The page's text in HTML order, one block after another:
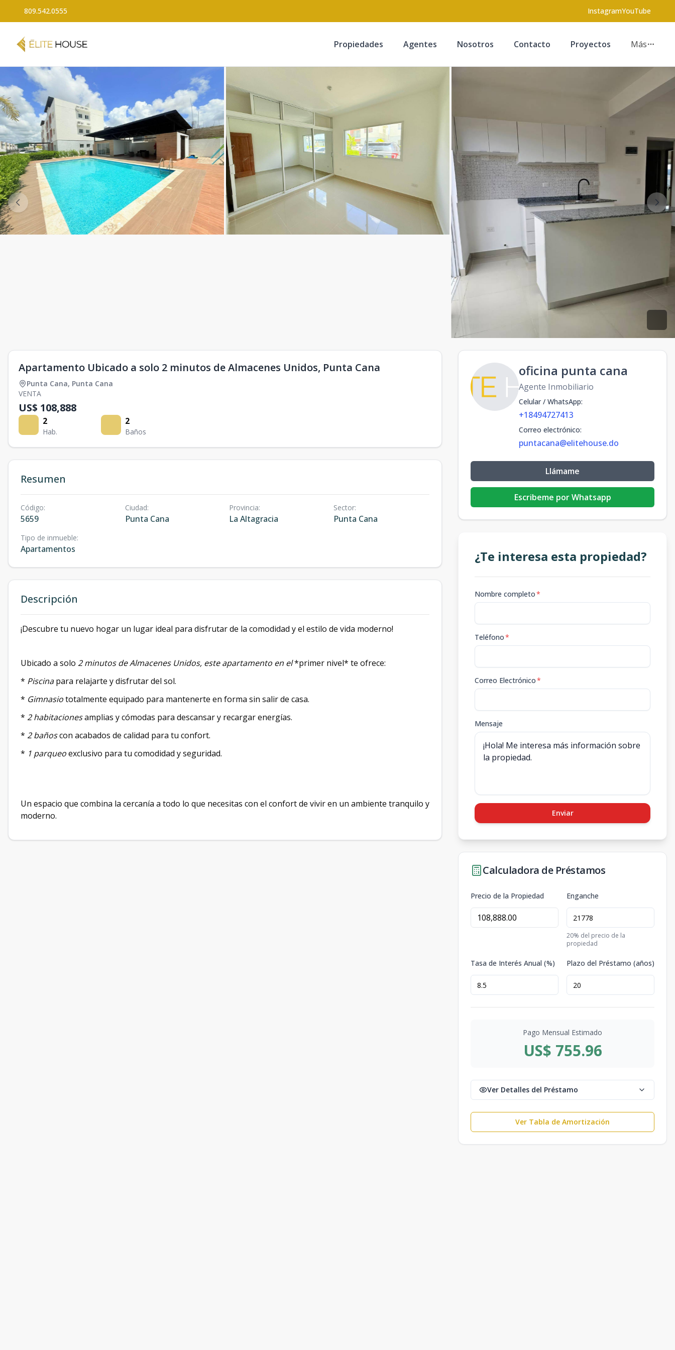
809.542.0555 InstagramYouTube
Propiedades Agentes Nosotros Contacto Proyectos Más
Apartamento Ubicado a solo 2 minutos de Almacenes Unidos, Punta Cana
Punta Cana, Punta Cana
VENTA
US$ 108,888
2
Hab.
2
Baños
Resumen
Código:
5659
Ciudad:
Punta Cana
Provincia:
La Altagracia
Sector:
Punta Cana
Tipo de inmueble:
Apartamentos
Descripción
¡Descubre tu nuevo hogar un lugar ideal para disfrutar de la comodidad y el estilo de vida moderno!
Ubicado a solo 2 minutos de Almacenes Unidos, este apartamento en el*primer nivel* te ofrece:
* Piscinapara relajarte y disfrutar del sol.
* Gimnasiototalmente equipado para mantenerte en forma sin salir de casa.
* 2 habitacionesamplias y cómodas para descansar y recargar energías.
* 2 bañoscon acabados de calidad para tu confort.
* 1 parqueoexclusivo para tu comodidad y seguridad.
Un espacio que combina la cercanía a todo lo que necesitas con el confort de vivir en un ambiente tranquilo y
moderno.
oficina punta cana
Agente Inmobiliario
Celular / WhatsApp:
+18494727413
Correo electrónico:
puntacana@elitehouse.do
Llámame
Escribeme por Whatsapp
¿Te interesa esta propiedad?
Nombre completo*
Teléfono*
Correo Electrónico*
Mensaje
Enviar
Calculadora de Préstamos
Precio de la Propiedad Enganche
20% del precio de la
propiedad
Tasa de Interés Anual (%) Plazo del Préstamo (años)
Pago Mensual Estimado
US$ 755.96
Ver Detalles del Préstamo
Ver Tabla de Amortización